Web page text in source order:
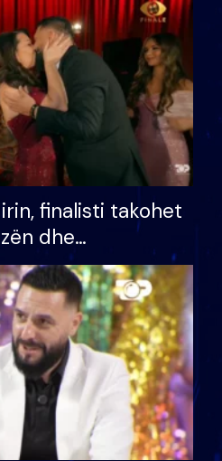
madh
finalisti takohet
dhe
ndonjë letër